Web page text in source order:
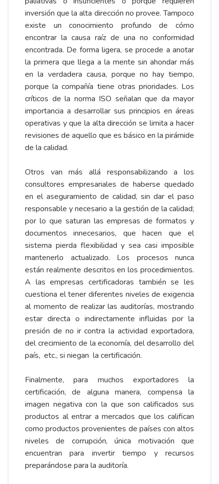
inversión que la alta dirección no provee. Tampoco
existe un conocimiento profundo de cómo
encontrar la causa raíz de una no conformidad
encontrada. De forma ligera, se procede a anotar
la primera que llega a la mente sin ahondar más
en la verdadera causa, porque no hay tiempo,
porque la compañía tiene otras prioridades. Los
críticos de la norma ISO señalan que da mayor
importancia a desarrollar sus principios en áreas
operativas y que la alta dirección se limita a hacer
revisiones de aquello que es básico en la pirámide
de la calidad.
Otros van más allá responsabilizando a los
consultores empresariales de haberse quedado
en el aseguramiento de calidad, sin dar el paso
responsable y necesario a la gestión de la calidad;
por lo que saturan las empresas de formatos y
documentos innecesarios, que hacen que el
sistema pierda flexibilidad y sea casi imposible
mantenerlo actualizado. Los procesos nunca
están realmente descritos en los procedimientos.
A las empresas certificadoras también se les
cuestiona el tener diferentes niveles de exigencia
al momento de realizar las auditorías, mostrando
estar directa o indirectamente influidas por la
presión de no ir contra la actividad exportadora,
del crecimiento de la economía, del desarrollo del
país, etc., si niegan la certificación.
Finalmente, para muchos exportadores la
certificación, de alguna manera, compensa la
imagen negativa con la que son calificados sus
productos al entrar a mercados que los califican
como productos provenientes de países con altos
niveles de corrupción, única motivación que
encuentran para invertir tiempo y recursos
preparándose para la auditoría.